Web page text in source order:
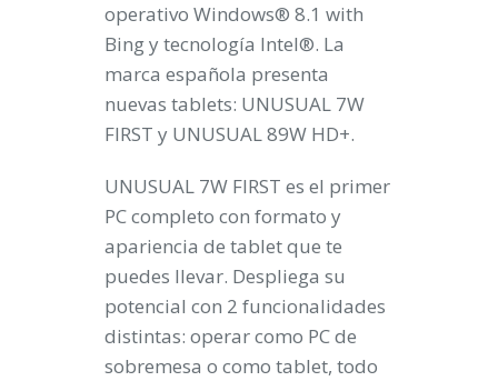
operativo Windows® 8.1 with
Bing y tecnología Intel®. La
marca española presenta
nuevas tablets: UNUSUAL 7W
FIRST y UNUSUAL 89W HD+.
UNUSUAL 7W FIRST es el primer
PC completo con formato y
apariencia de tablet que te
puedes llevar. Despliega su
potencial con 2 funcionalidades
distintas: operar como PC de
sobremesa o como tablet, todo